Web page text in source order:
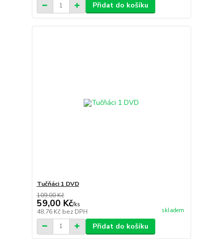
Přidat do košíku
Tučňáci 1 DVD
109,00 Kč
59,00 Kč/ks
48,76 Kč bez DPH skladem
Přidat do košíku